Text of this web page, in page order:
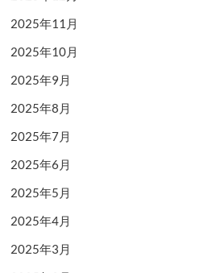
2025年11月
2025年10月
2025年9月
2025年8月
2025年7月
2025年6月
2025年5月
2025年4月
2025年3月